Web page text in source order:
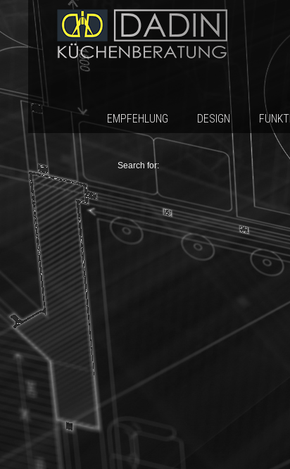
EMPFEHLUNG DESIGN
Search for: